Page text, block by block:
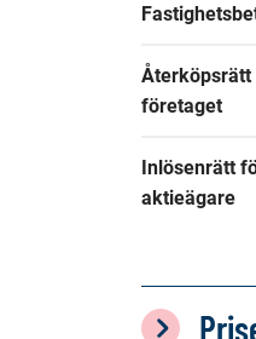
Återköpsrätt
företaget
Inlösenrätt
aktieägare